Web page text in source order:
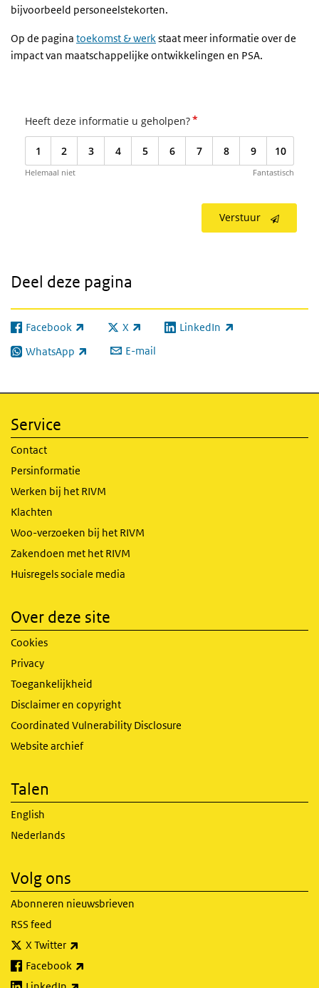
bijvoorbeeld personeelstekorten.
Op de pagina toekomst & werkstaat meer informatie over de
impact van maatschappelijke ontwikkelingen en PSA.
Heeft deze informatie u geholpen?*
1 2 3 4 5 6 7 8 9 10
Helemaal niet Fantastisch
Verstuur
Deel deze pagina
Facebook
(externe link) X
(externe link) LinkedIn
(externe link)
WhatsApp
(externe link) E-mail
Service
Contact
Persinformatie
Werken bij het RIVM
Klachten
Woo-verzoeken bij het RIVM
Zakendoen met het RIVM
Huisregels sociale media
Over deze site
Cookies
Privacy
Toegankelijkheid
Disclaimer en copyright
Coordinated Vulnerability Disclosure
Website archief
Talen
English
Nederlands
Volg ons
Abonneren nieuwsbrieven
RSS feed
X Twitter
Facebook